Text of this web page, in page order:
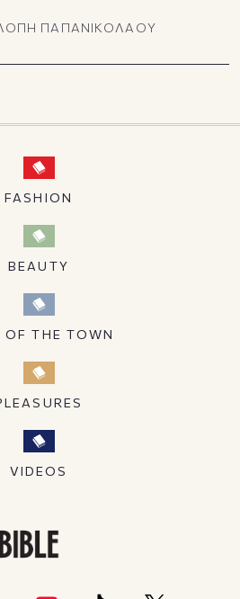
ΠΑΠΑΝΙΚΟΛΑΟΥ
FASHION
BEAUTY
OF THE TOWN
VIDEOS